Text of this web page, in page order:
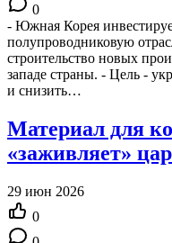
0
- Южная Корея
полупроводниковую
строительство новых
западе страны. - Цель -
и снизить…
Материал для
«заживляет»
29 июн 2026
0